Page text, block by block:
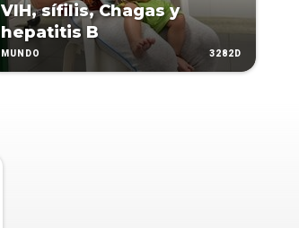
VIH, sífilis, Chagas y
hepatitis B
MUNDO 3282D